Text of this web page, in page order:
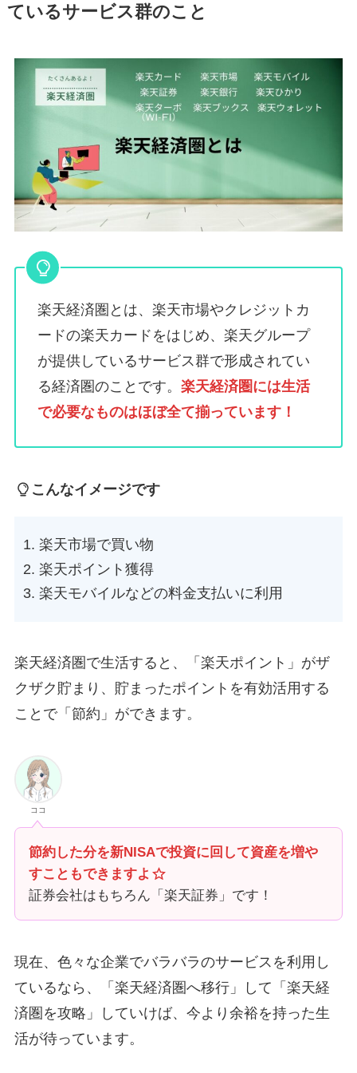
ているサービス群のこと
楽天経済圏とは、楽天市場やクレジットカ
ードの楽天カードをはじめ、楽天グループ
が提供しているサービス群で形成されてい
る経済圏のことです。 楽天経済圏には生活
で必要なものはほぼ全て揃っています！
こんなイメージです
楽天市場で買い物
楽天ポイント獲得
楽天モバイルなどの料金支払いに利用
楽天経済圏で生活すると、「楽天ポイント」がザ
クザク貯まり、貯まったポイントを有効活用する
ことで「節約」ができます。
ココ
節約した分を新NISAで投資に回して資産を増や
すこともできますよ
証券会社はもちろん「楽天証券」です！
現在、色々な企業でバラバラのサービスを利用し
ているなら、「楽天経済圏へ移行」して「楽天経
済圏を攻略」していけば、今より余裕を持った生
活が待っています。